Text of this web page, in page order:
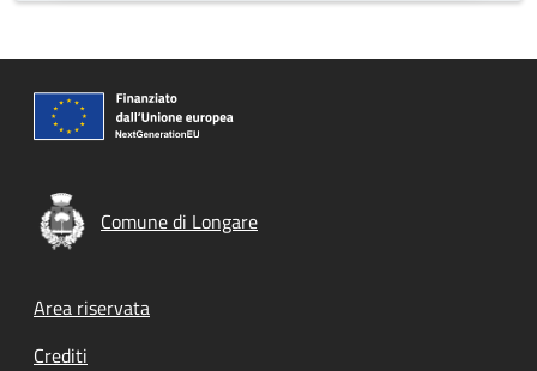
Comune di Longare
Footer menu
Area riservata
Crediti